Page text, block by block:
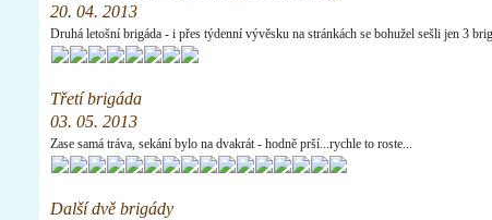
20. 04. 2013
Druhá letošní brigáda - i přes týdenní vývěsku na stránkách se bohužel sešli jen 3
Třetí brigáda
03. 05. 2013
Zase samá tráva, sekání bylo na dvakrát - hodně prší...rychle to roste...
Další dvě brigády